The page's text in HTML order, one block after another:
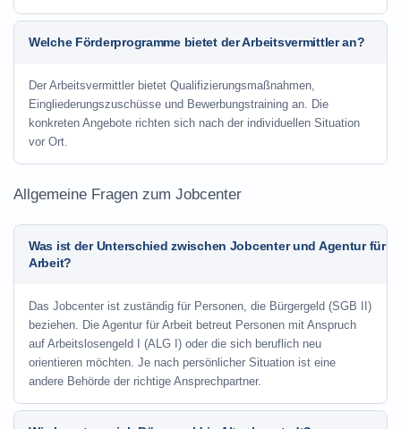
Welche Förderprogramme bietet der Arbeitsvermittler an?
Der Arbeitsvermittler bietet Qualifizierungsmaßnahmen,
Eingliederungszuschüsse und Bewerbungstraining an. Die
konkreten Angebote richten sich nach der individuellen Situation
vor Ort.
Allgemeine Fragen zum Jobcenter
Was ist der Unterschied zwischen Jobcenter und Agentur für
Arbeit?
Das Jobcenter ist zuständig für Personen, die Bürgergeld (SGB II)
beziehen. Die Agentur für Arbeit betreut Personen mit Anspruch
auf Arbeitslosengeld I (ALG I) oder die sich beruflich neu
orientieren möchten. Je nach persönlicher Situation ist eine
andere Behörde der richtige Ansprechpartner.